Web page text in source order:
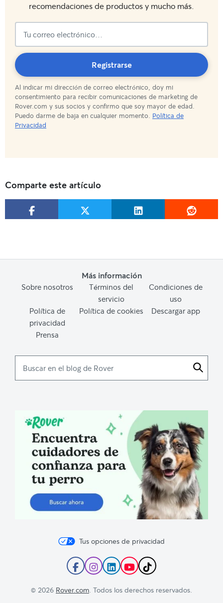
recomendaciones de productos y mucho más.
Al indicar mi dirección de correo electrónico, doy mi
consentimiento para recibir comunicaciones de marketing de
Rover.com y sus socios y confirmo que soy mayor de edad.
Puedo darme de baja en cualquier momento. Política de
Privacidad
Registrarse
¡Suscripción
completada!
Comparte este artículo
Más información
Sobre nosotros
Términos del
servicio
Condiciones de
uso
Política de
privacidad
Política de cookies Descargar app
Prensa
en
de
Rover
Tus opciones de privacidad
Sigue
Rover
Sigue
Rover
Sigue
Rover
Suscríbete
canal
Sigue
Rover
© 2026 Rover.com . Todos los derechos reservados.